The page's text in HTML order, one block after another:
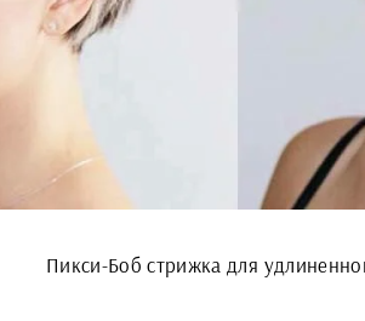
Пикси-Боб стрижка для